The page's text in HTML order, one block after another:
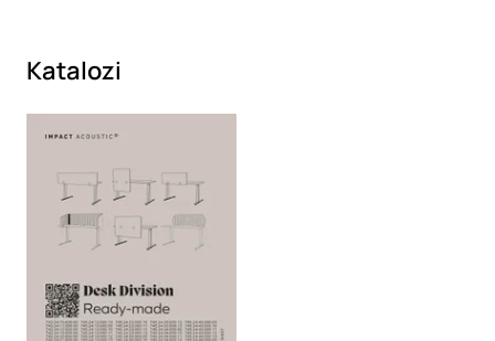
Katalozi